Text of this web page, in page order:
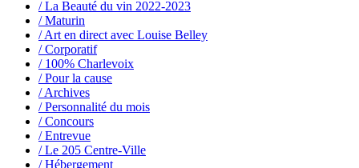
/ La Beauté du vin 2022-2023
/ Maturin
/ Art en direct avec Louise Belley
/ Corporatif
/ 100% Charlevoix
/ Pour la cause
/ Archives
/ Personnalité du mois
/ Concours
/ Entrevue
/ Le 205 Centre-Ville
/ Hébergement